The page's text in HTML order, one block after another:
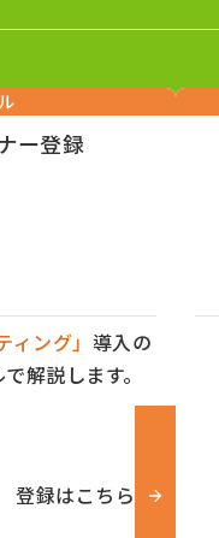
ー登録
ング」 導入の
解説します。
登録はこちら